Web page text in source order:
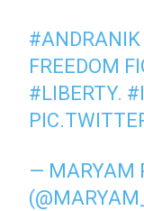
#ANDRANIK
FREEDOM
#LIBERTY.
— MARYAM